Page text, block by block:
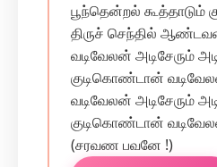
பூந்தென்றல் கூத்தாடும்
திருச் செந்தில்
வடிவேலன் அடிசேரும்
குடிகொண்டான்
வடிவேலன் அடிசேரும்
குடிகொண்டான்
(சரவண பவனே !)